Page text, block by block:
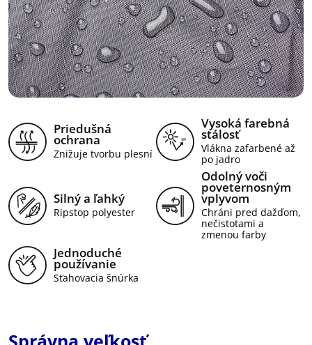
Priedušná
ochrana
Znižuje tvorbu plesní
Vysoká farebná
stálosť
Vlákna zafarbené až
po jadro
Silný a ľahký
Ripstop polyester
Odolný voči
poveternosným
vplyvom
Chráni pred dažďom,
nečistotami a
zmenou farby
Jednoduché
používanie
Sťahovacia šnúrka